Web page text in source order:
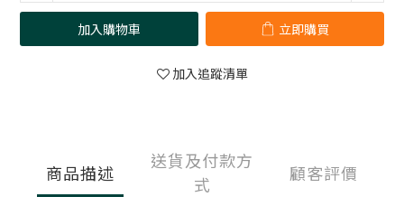
加入購物車 立即購買
加入追蹤清單
商品描述
送貨及付款方
式
顧客評價